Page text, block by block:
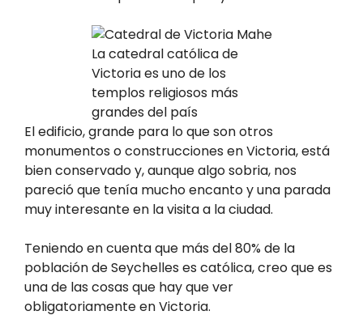
La catedral católica de
Victoria es uno de los
templos religiosos más
grandes del país
El edificio, grande para lo que son otros
monumentos o construcciones en Victoria, está
bien conservado y, aunque algo sobria, nos
pareció que tenía mucho encanto y una parada
muy interesante en la visita a la ciudad.
Teniendo en cuenta que más del 80% de la
población de Seychelles es católica, creo que es
una de las cosas que hay que ver
obligatoriamente en Victoria.